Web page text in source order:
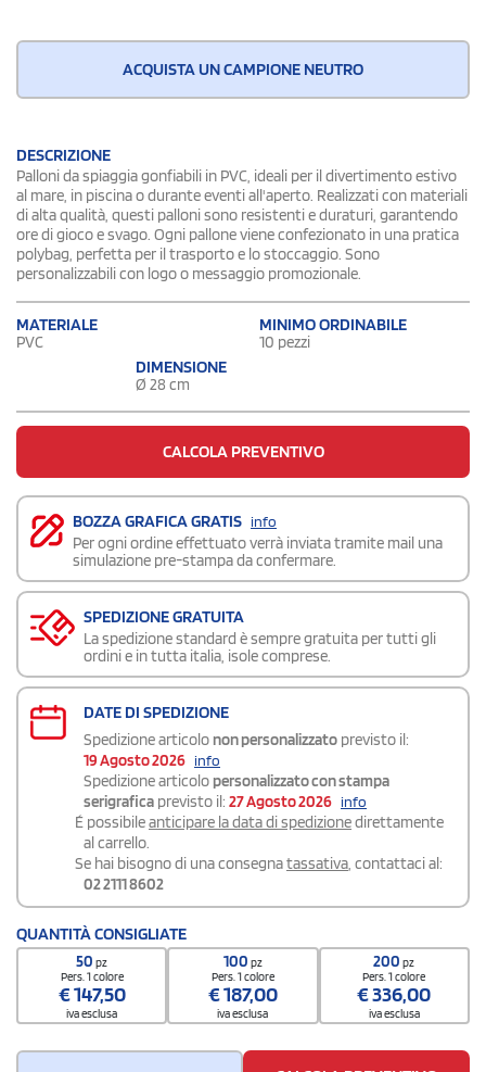
ACQUISTA UN CAMPIONE NEUTRO
DESCRIZIONE
Palloni da spiaggia gonfiabili in PVC, ideali per il divertimento estivo
al mare, in piscina o durante eventi all'aperto. Realizzati con materiali
di alta qualità, questi palloni sono resistenti e duraturi, garantendo
ore di gioco e svago. Ogni pallone viene confezionato in una pratica
polybag, perfetta per il trasporto e lo stoccaggio. Sono
personalizzabili con logo o messaggio promozionale.
MATERIALE
PVC
MINIMO ORDINABILE
10 pezzi
DIMENSIONE
Ø 28 cm
CALCOLA PREVENTIVO
BOZZA GRAFICA GRATIS info
Per ogni ordine effettuato verrà inviata tramite mail una
simulazione pre-stampa da confermare.
SPEDIZIONE GRATUITA
La spedizione standard è sempre gratuita per tutti gli
ordini e in tutta italia, isole comprese.
DATE DI SPEDIZIONE
Spedizione articolo non personalizzato previsto il:
19 Agosto 2026 info
Spedizione articolo personalizzato con stampa
serigrafica previsto il: 27 Agosto 2026 info
É possibileanticipare la data di spedizionedirettamente
al carrello.
Se hai bisogno di una consegnatassativa, contattaci al:
02 2111 8602
QUANTITÀ CONSIGLIATE
50pz
Pers. 1 colore
€147,50
iva esclusa
100 pz
Pers. 1 colore
€187,00
iva esclusa
200pz
Pers. 1 colore
€336,00
iva esclusa